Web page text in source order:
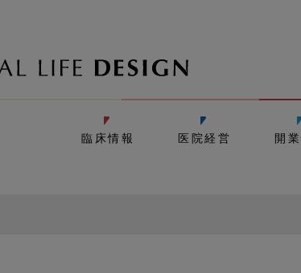
臨床情報 医院経営 開